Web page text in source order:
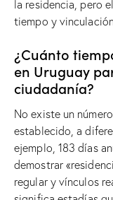
la residencia, pero
tiempo y
¿Cuánto
en Uruguay
ciudadanía?
No existe un
establecido, a
ejemplo, 183 días
demostrar
regular y vínculos